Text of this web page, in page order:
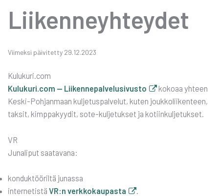
Lii­ken­neyh­tey­det
Vii­mek­si päi­vi­tet­ty 29.12.2023
Kulukuri.com
Kulukuri.com — Lii­ken­ne­pal­ve­lusi­vus­to
koko­aa yhteen
Kes­ki-Poh­jan­maan kul­je­tus­pal­ve­lut, kuten jouk­ko­lii­ken­teen,
tak­sit, kimp­pa­kyy­dit, sote-kul­je­tuk­set ja kotiin­kul­je­tuk­set.
VR
Juna­li­put saa­ta­va­na:
kon­duk­töö­ril­tä junas­sa
inter­ne­tis­täVR:n verk­ko­kau­pas­ta
.